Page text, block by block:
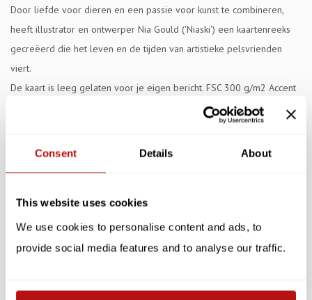
Consent Details About
This website uses cookies
We use cookies to personalise content and ads, to
provide social media features and to analyse our traffic.
Door liefde voor dieren en een passie voor kunst te combineren,
heeft illustrator en ontwerper Nia Gould ('Niaski') een kaartenreeks
gecreëerd die het leven en de tijden van artistieke pelsvrienden
viert.
De kaart is leeg gelaten voor je eigen bericht. FSC 300 g/m2 Accent
Reviews
Gerelateerde producten
SALE -10% SALE -10%